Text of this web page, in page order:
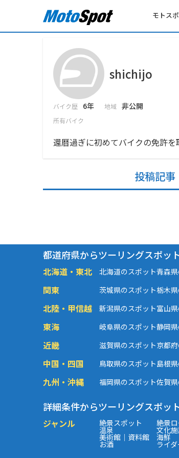
モトス
shichijo
バイク歴 6年 地域 非公開
所有バイク
還暦過ぎに初めてバイクの免許
投稿記事
都道府県からツーリングスポッ
北海道・東北 北海道のスポット青森
関東 茨城県のスポット栃木
北陸・甲信越 新潟県のスポット富山
東海 岐阜県のスポット静岡
近畿 滋賀県のスポット京都
中国・四国 鳥取県のスポット島根
九州・沖縄 福岡県のスポット佐賀
詳細条件からツーリングスポッ
ジャンル 絶景スポット 絶景
温泉 文化
美術館｜資料館 海鮮
お酒 ライ